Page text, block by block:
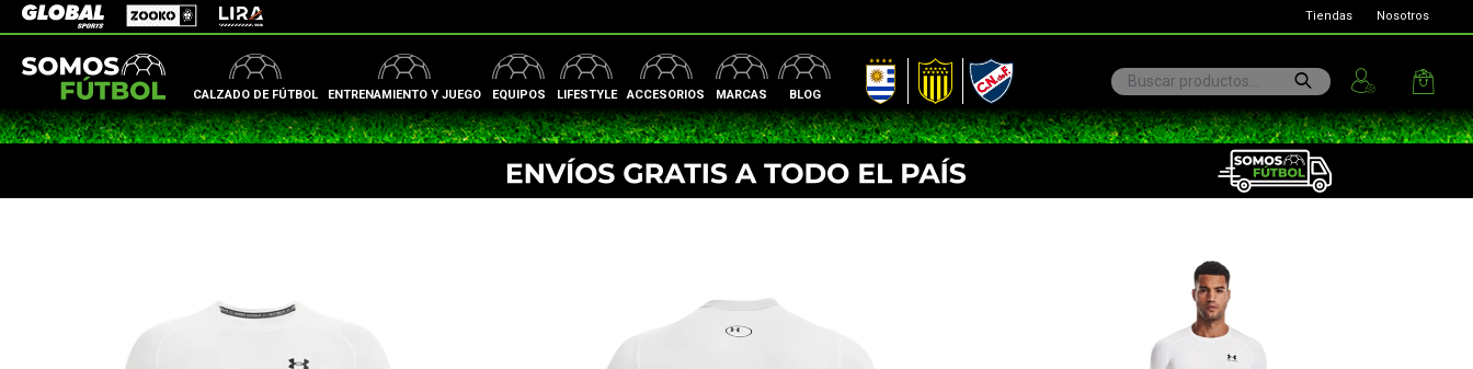
CALZADO DE FÚTBOL ENTRENAMIENTO Y JUEGO EQUIPOS LIFESTYLE ACCESORIOS MARCAS BLOG
AUF Peñarol Nacional
Global Sports Zooko Lira Tiendas Nosotros